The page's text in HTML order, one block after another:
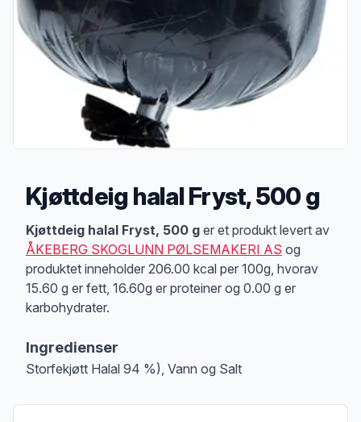
Kjøttdeig halal Fryst, 500 g
Produktbeskrivelse
Kjøttdeig halal Fryst, 500 g er et produkt levert av
ÅKEBERG SKOGLUNN PØLSEMAKERI AS og
produktet inneholder 206.00 kcal per 100g, hvorav
15.60 g er fett, 16.60g er proteiner og 0.00 g er
karbohydrater.
Ingredienser
Storfekjøtt Halal 94 %), Vann og Salt